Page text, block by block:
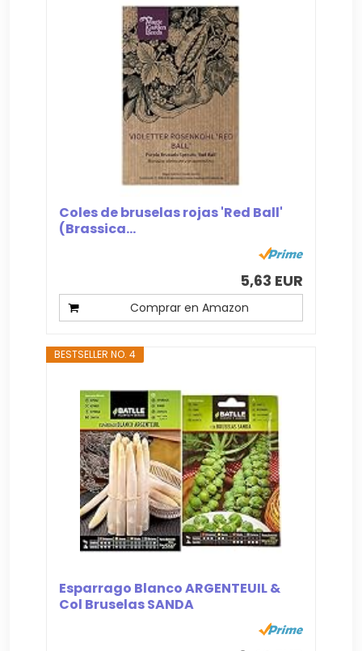
Coles de bruselas rojas 'Red Ball'
(Brassica...
5,63 EUR
Comprar en Amazon
BESTSELLER NO. 4
Esparrago Blanco ARGENTEUIL &
Col Bruselas SANDA